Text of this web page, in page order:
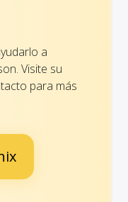
a
Visite su
para más